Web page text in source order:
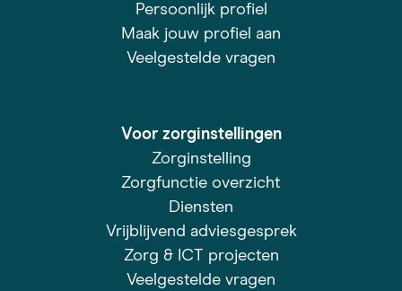
Persoonlijk profiel
Maak jouw profiel aan
Veelgestelde vragen
Voor zorginstellingen
Zorginstelling
Zorgfunctie overzicht
Diensten
Vrijblijvend adviesgesprek
Zorg & ICT projecten
Veelgestelde vragen